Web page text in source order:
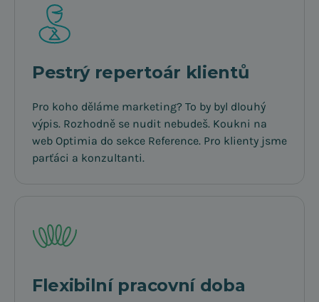
Pestrý repertoár klientů
Pro koho děláme marketing? To by byl dlouhý
výpis. Rozhodně se nudit nebudeš. Koukni na
web Optimia do sekce Reference. Pro klienty jsme
parťáci a konzultanti.
Flexibilní pracovní doba